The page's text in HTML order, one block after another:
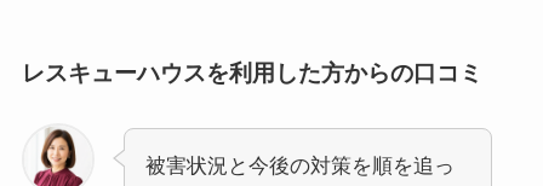
レスキューハウスを利用した方からの口コミ
被害状況と今後の対策を順を追っ